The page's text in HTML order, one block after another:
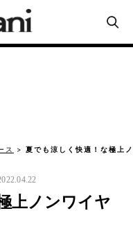
ス 夏でも涼しく快適！な極上
上ノンワイヤ